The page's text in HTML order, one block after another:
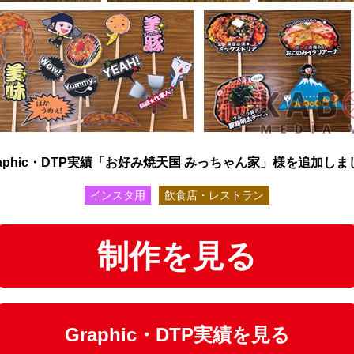
・DTP実績「お好み焼天国 みっちゃん家」様を追加しま
インスタ用 飲食店・レストラン
制作を見る
Graphic・DTP実績を見る